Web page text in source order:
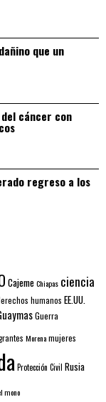
que un
cáncer con
regreso a los
CajemeChiapas ciencia
humanos EE.UU.
Guerra
Morenamujeres
Protección Civil Rusia
mono